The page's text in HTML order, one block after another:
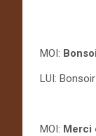
MOI:
LUI:
MOI: Merci